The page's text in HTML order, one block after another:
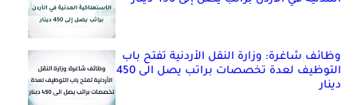
وظائف شاغرة: وزارة النقل الأردنية تفتح باب
التوظيف لعدة تخصصات براتب يصل الى 450
دينار